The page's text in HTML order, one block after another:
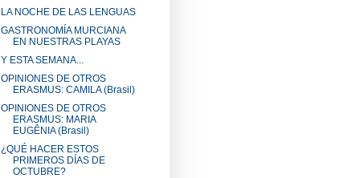
LA NOCHE DE LAS LENGUAS
GASTRONOMÍA MURCIANA
EN NUESTRAS PLAYAS
Y ESTA SEMANA...
OPINIONES DE OTROS
ERASMUS: CAMILA (Brasil)
OPINIONES DE OTROS
ERASMUS: MARIA
EUGÊNIA (Brasil)
¿QUÉ HACER ESTOS
PRIMEROS DÍAS DE
OCTUBRE?